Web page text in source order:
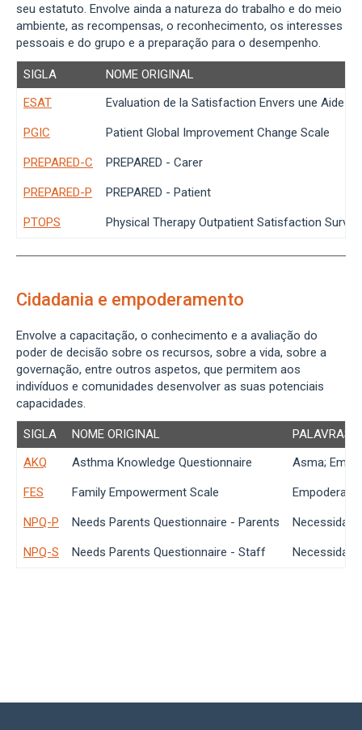
seu estatuto. Envolve ainda a natureza do trabalho e do meio
ambiente, as recompensas, o reconhecimento, os interesses
pessoais e do grupo e a preparação para o desempenho.
SIGLA
NOME ORIGINAL
ESAT
Evaluation de la Satisfaction Envers une Aide
PGIC Patient Global Improvement Change Scale
PREPARED-C PREPARED - Carer
PREPARED-P PREPARED - Patient
PTOPS Physical Therapy Outpatient Satisfaction Survey
Cidadania e empoderamento
Envolve a capacitação, o conhecimento e a avaliação do
poder de decisão sobre os recursos, sobre a vida, sobre a
governação, entre outros aspetos, que permitem aos
indivíduos e comunidades desenvolver as suas potenciais
capacidades.
SIGLA NOME ORIGINAL
PALAVRAS
AKQ
Asthma Knowledge Questionnaire Asma;
FES Family Empowerment Scale
NPQ-P Needs Parents Questionnaire - Parents
NPQ-S Needs Parents Questionnaire - Staff